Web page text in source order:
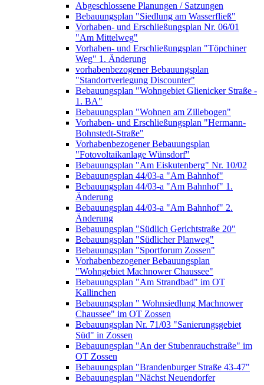
Abgeschlossene Planungen / Satzungen
Bebauungsplan "Siedlung am Wasserfließ"
Vorhaben- und Erschließungsplan Nr. 06/01
"Am Mittelweg"
Vorhaben- und Erschließungsplan "Töpchiner
Weg" 1. Änderung
vorhabenbezogener Bebauungsplan
"Standortverlegung Discounter"
Bebauungsplan "Wohngebiet Glienicker Straße -
1. BA"
Bebauungsplan "Wohnen am Zillebogen"
Vorhaben- und Erschließungsplan "Hermann-
Bohnstedt-Straße"
Vorhabenbezogener Bebauungsplan
"Fotovoltaikanlage Wünsdorf"
Bebauungsplan "Am Eiskutenberg" Nr. 10/02
Bebauungsplan 44/03-a "Am Bahnhof"
Bebauungsplan 44/03-a "Am Bahnhof" 1.
Änderung
Bebauungsplan 44/03-a "Am Bahnhof" 2.
Änderung
Bebauungsplan "Südlich Gerichtstraße 20"
Bebauungsplan "Südlicher Planweg"
Bebauungsplan "Sportforum Zossen"
Vorhabenbezogener Bebauungsplan
"Wohngebiet Machnower Chaussee"
Bebauungsplan "Am Strandbad" im OT
Kallinchen
Bebauungsplan " Wohnsiedlung Machnower
Chaussee" im OT Zossen
Bebauungsplan Nr. 71/03 "Sanierungsgebiet
Süd" in Zossen
Bebauungsplan "An der Stubenrauchstraße" im
OT Zossen
Bebauungsplan "Brandenburger Straße 43-47"
Bebauungsplan "Nächst Neuendorfer